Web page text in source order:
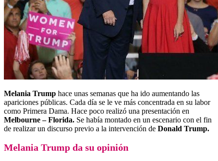
Melania Trump hace unas semanas que ha ido aumentando las
apariciones públicas. Cada día se le ve más concentrada en su labor
como Primera Dama. Hace poco realizó una presentación en
Melbourne – Florida. Se había montado en un escenario con el fin
de realizar un discurso previo a la intervención de Donald Trump.
Melania Trump da su opinión